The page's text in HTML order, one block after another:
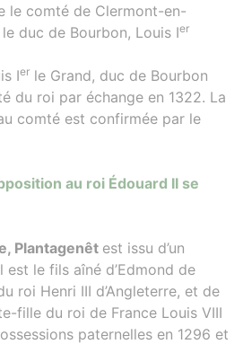
le comté de Clermont-en-
duc de Bourbon, Louis Ier
Ier le Grand, duc de Bourbon
du roi par échange en 1322. La
comté est confirmée par le
au roi Édouard II se
Plantagenêt est issu d’un
le fils aîné d’Edmond de
roi Henri III d’Angleterre, et de
fille du roi de France Louis VIII
paternelles en 1296 et